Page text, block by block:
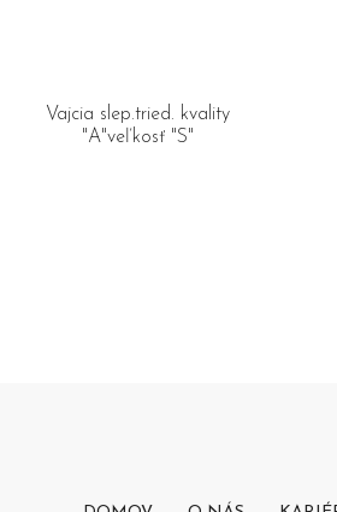
Vajcia slep.tried. kvality
"A"veľkosť "S"